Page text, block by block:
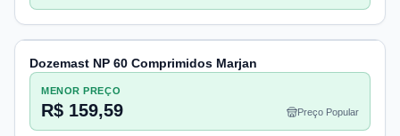
Dozemast NP 60 Comprimidos Marjan
MENOR PREÇO
R$ 159,59 Preço Popular